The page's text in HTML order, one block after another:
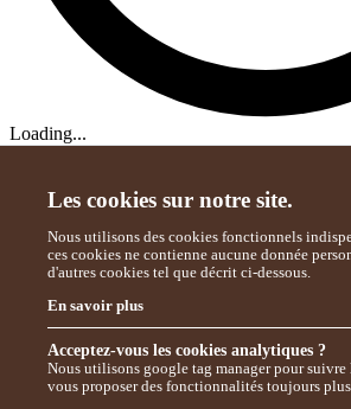
Les cookies sur notre site.
Nous utilisons des cookies fonctionnels
ces cookies ne contienne aucune donnée
d'autres cookies tel que décrit ci-dessous.
En savoir plus
Acceptez-vous les cookies analytiques ?
Nous utilisons google tag manager pour
vous proposer des fonctionnalités toujours
Loading...